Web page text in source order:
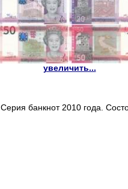
увеличить...
Серия банкнот 2010 года.